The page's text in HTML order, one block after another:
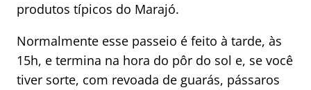
produtos típicos do Marajó.
Normalmente esse passeio é feito à tarde, às
15h, e termina na hora do pôr do sol e, se você
tiver sorte, com revoada de guarás, pássaros